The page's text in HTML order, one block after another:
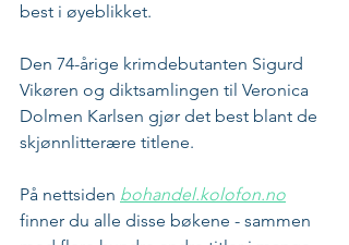
best i øyeblikket.
Den 74-årige krimdebutanten Sigurd
Vikøren og diktsamlingen til Veronica
Dolmen Karlsen gjør det best blant de
skjønnlitterære titlene.
På nettsiden bohandel.kolofon.no
finner du alle disse bøkene - sammen